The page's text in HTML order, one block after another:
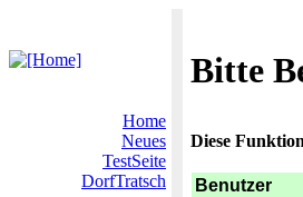
Bitte
Home
Neues
TestSeite
DorfTratsch
Diese
Benutzer